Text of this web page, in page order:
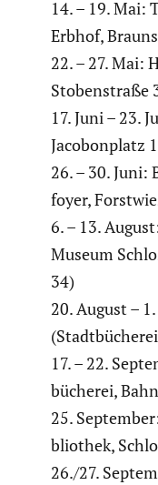
14. – 19. Mai:
Erbhof,
22. – 27. Mai:
Stoben­straße
17. Juni – 23.
Jacobon­platz
26. – 30.
foyer,
6. – 13.
Museum
34)
20. August –
17. – 22.
bü­cherei,
25.
blio­thek,
26./27.